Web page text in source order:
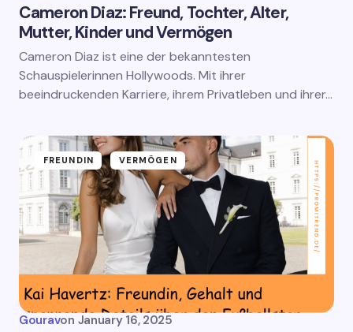
Cameron Diaz: Freund, Tochter, Alter,
Mutter, Kinder und Vermögen
Cameron Diaz ist eine der bekanntesten
Schauspielerinnen Hollywoods. Mit ihrer
beeindruckenden Karriere, ihrem Privatleben und ihrer…
FREUNDIN VERMÖGEN
Gouravon January 16, 2025